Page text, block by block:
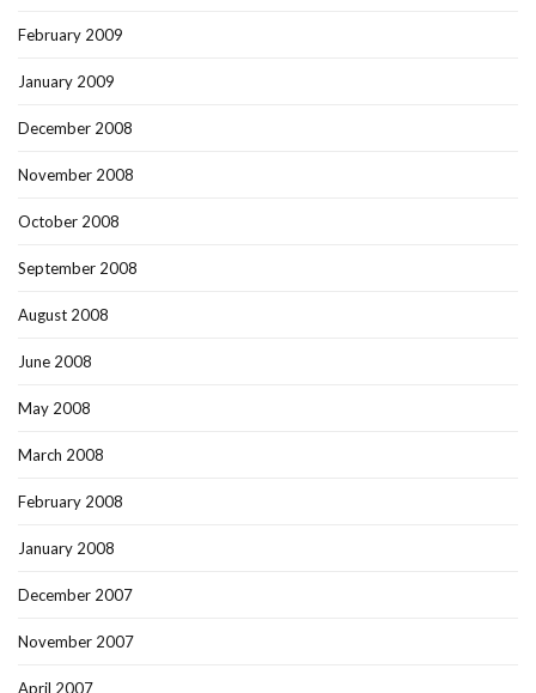
February 2009
January 2009
December 2008
November 2008
October 2008
September 2008
August 2008
June 2008
May 2008
March 2008
February 2008
January 2008
December 2007
November 2007
April 2007